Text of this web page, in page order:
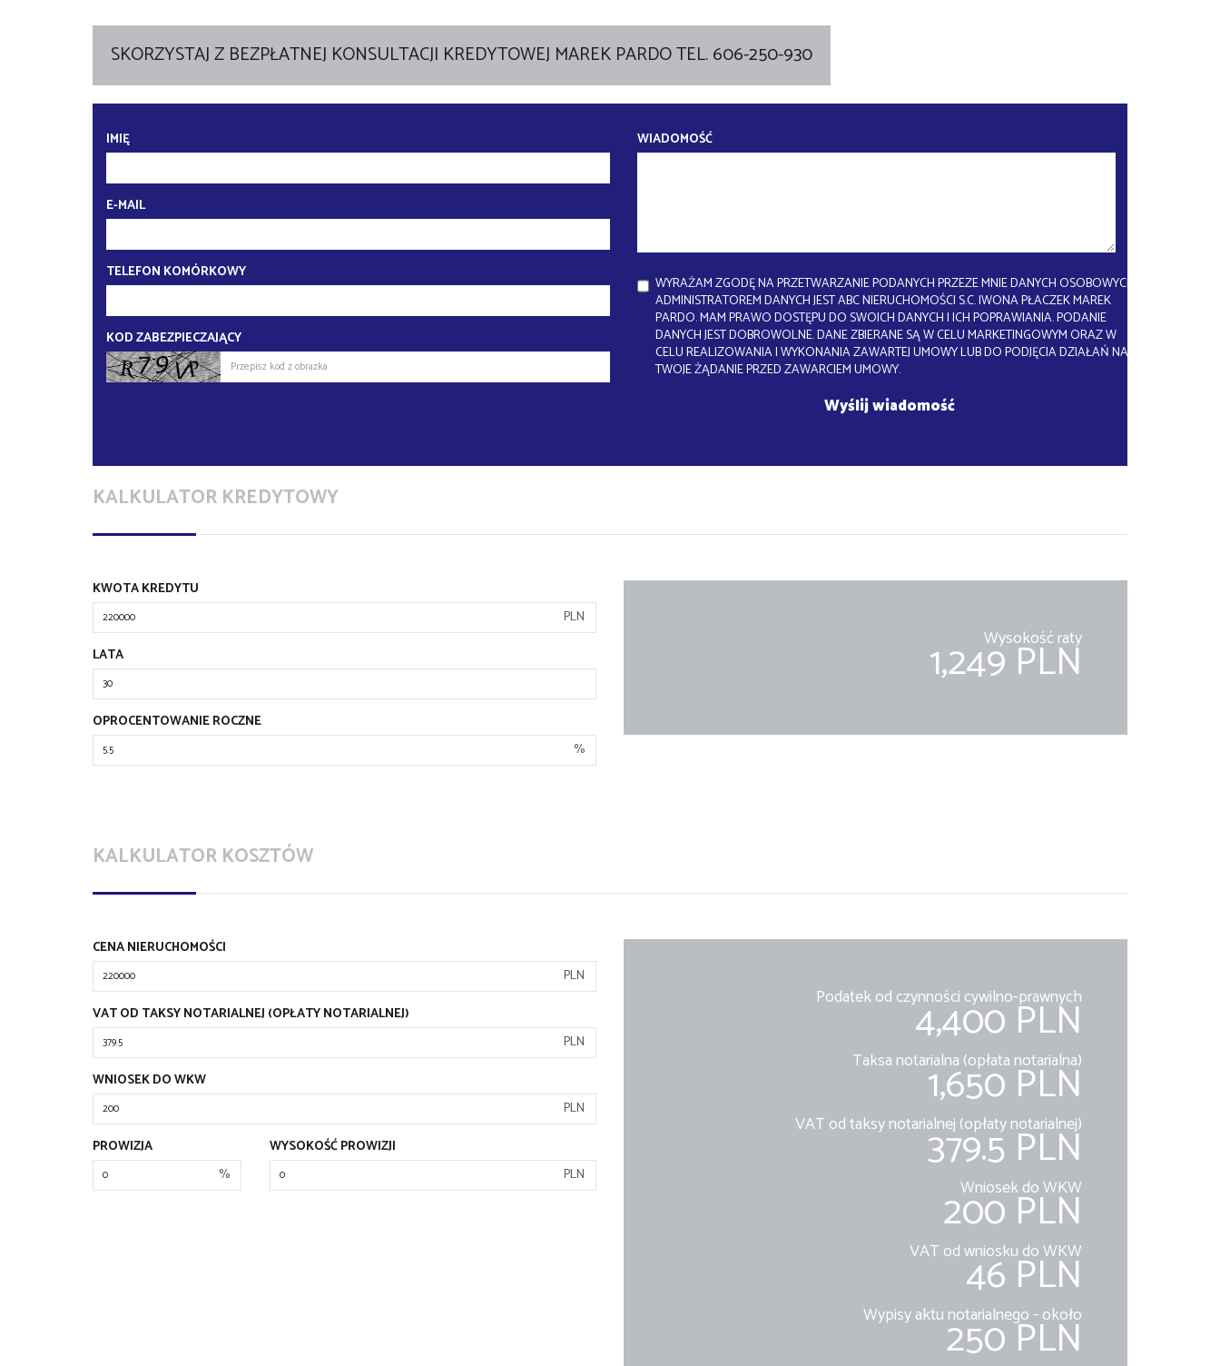
SKORZYSTAJ Z BEZPŁATNEJ KONSULTACJI KREDYTOWEJ MAREK PARDO TEL. 606-250-930
IMIĘ
E-MAIL
TELEFON KOMÓRKOWY
KOD ZABEZPIECZAJĄCY
WIADOMOŚĆ
WYRAŻAM ZGODĘ NA PRZETWARZANIE PODANYCH PRZEZE MNIE DANYCH OSOBOWYCH.
ADMINISTRATOREM DANYCH JEST ABC NIERUCHOMOŚCI S.C. IWONA PŁACZEK MAREK
PARDO. MAM PRAWO DOSTĘPU DO SWOICH DANYCH I ICH POPRAWIANIA. PODANIE
DANYCH JEST DOBROWOLNE. DANE ZBIERANE SĄ W CELU MARKETINGOWYM ORAZ W
CELU REALIZOWANIA I WYKONANIA ZAWARTEJ UMOWY LUB DO PODJĘCIA DZIAŁAŃ NA
TWOJE ŻĄDANIE PRZED ZAWARCIEM UMOWY.
KALKULATOR KREDYTOWY
KWOTA KREDYTU
PLN
LATA
OPROCENTOWANIE ROCZNE
%
Wysokość raty
1,249 PLN
KALKULATOR KOSZTÓW
CENA NIERUCHOMOŚCI
PLN
VAT OD TAKSY NOTARIALNEJ (OPŁATY NOTARIALNEJ)
PLN
WNIOSEK DO WKW
PLN
PROWIZJA
%
WYSOKOŚĆ PROWIZJI
PLN
Podatek od czynności cywilno-prawnych
4,400 PLN
Taksa notarialna (opłata notarialna)
1,650 PLN
VAT od taksy notarialnej (opłaty notarialnej)
379.5 PLN
Wniosek do WKW
200 PLN
VAT od wniosku do WKW
46 PLN
Wypisy aktu notarialnego - około
250 PLN